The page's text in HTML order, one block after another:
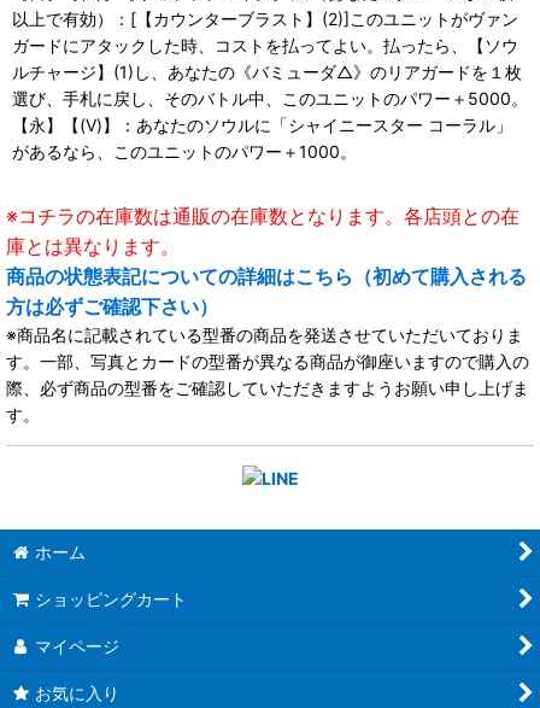
以上で有効）：[【カウンターブラスト】(2)]このユニットがヴァン
ガードにアタックした時、コストを払ってよい。払ったら、【ソウ
ルチャージ】(1)し、あなたの《バミューダ△》のリアガードを１枚
選び、手札に戻し、そのバトル中、このユニットのパワー＋5000。
【永】【(V)】：あなたのソウルに「シャイニースター コーラル」
があるなら、このユニットのパワー＋1000。
※コチラの在庫数は通販の在庫数となります。各店頭との在
庫とは異なります。
商品の状態表記についての詳細はこちら（初めて購入される
方は必ずご確認下さい）
※商品名に記載されている型番の商品を発送させていただいておりま
す。一部、写真とカードの型番が異なる商品が御座いますので購入の
際、必ず商品の型番をご確認していただきますようお願い申し上げま
す。
ホーム
ショッピングカート
マイページ
お気に入り